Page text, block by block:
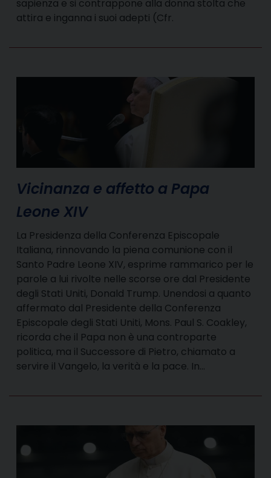
sapienza e si contrappone alla donna stolta che
attira e inganna i suoi adepti (Cfr.
Vicinanza e affetto a Papa
Leone XIV
La Presidenza della Conferenza Episcopale
Italiana, rinnovando la piena comunione con il
Santo Padre Leone XIV, esprime rammarico per le
parole a lui rivolte nelle scorse ore dal Presidente
degli Stati Uniti, Donald Trump. Unendosi a quanto
affermato dal Presidente della Conferenza
Episcopale degli Stati Uniti, Mons. Paul S. Coakley,
ricorda che il Papa non è una controparte
politica, ma il Successore di Pietro, chiamato a
servire il Vangelo, la verità e la pace. In…